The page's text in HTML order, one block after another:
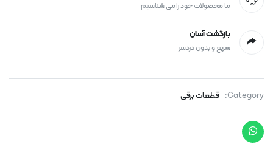
ما محصولات خود را می شناسیم
بازگشت آسان
سریع و بدون دردسر
Category: قطعات برقی